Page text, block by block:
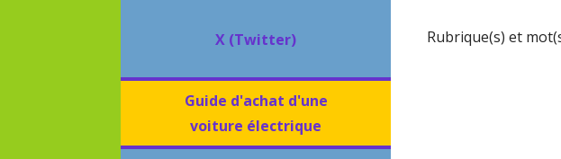
X (Twitter)
Guide d'achat d'une
voiture électrique
Rubrique(s) et